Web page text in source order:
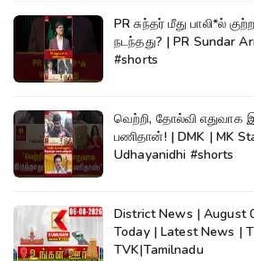
PR சுந்தர் மீது பாலி*ல்
நடந்தது? | PR Sundar
#shorts
வெற்றி, தோல்வி எதுவாக
பணிதான்! | DMK | MK
Udhayanidhi #shorts
District News | August
Today | Latest News |
TVK|Tamilnadu